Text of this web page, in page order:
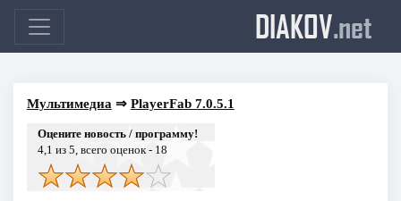
DIAKOV.net
Мультимедиа ⇒ PlayerFab 7.0.5.1
Оцените новость / программу!
4,1 из 5, всего оценок - 18